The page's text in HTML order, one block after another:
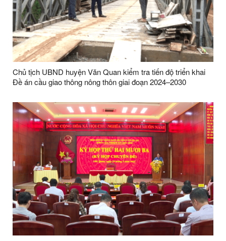
Chủ tịch UBND huyện Văn Quan kiểm tra tiến độ triển khai
Đề án cầu giao thông nông thôn giai đoạn 2024–2030